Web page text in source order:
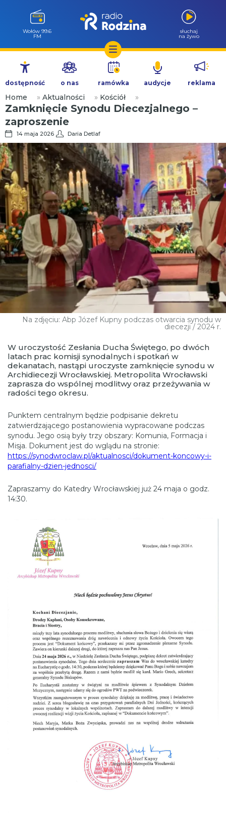
Przejdź
treści
Wołów 99.6
FM
słuchaj
na żywo
dostępność o nas ramówka audycje reklama
Home » Aktualności » Kościół »
Zamknięcie Synodu Diecezjalnego –
zaproszenie
14 maja 2026 Daria Detlaf
Na zdjęciu: Abp Józef Kupny podczas otwarcia synodu w
diecezji / 2024 r.
W uroczystość Zesłania Ducha Świętego, po dwóch
latach prac komisji synodalnych i spotkań w
dekanatach, nastąpi uroczyste zamknięcie synodu w
Archidiecezji Wrocławskiej. Metropolita Wrocławski
zaprasza do wspólnej modlitwy oraz przeżywania w
radości tego okresu.
Punktem centralnym będzie podpisanie dekretu
zatwierdzającego postanowienia wypracowane podczas
synodu. Jego osią były trzy obszary: Komunia, Formacja i
Misja. Dokument jest do wglądu na stronie:
https://synodwroclaw.pl/aktualnosci/dokument-koncowy-i-
parafialny-dzien-jednosci/
Zapraszamy do Katedry Wrocławskiej już 24 maja o godz.
14:30.